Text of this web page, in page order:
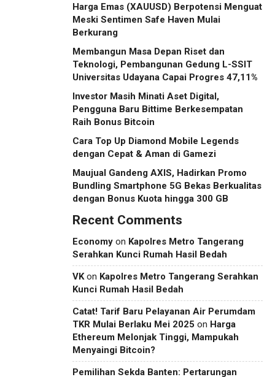
Harga Emas (XAUUSD) Berpotensi Menguat
Meski Sentimen Safe Haven Mulai
Berkurang
Membangun Masa Depan Riset dan
Teknologi, Pembangunan Gedung L-SSIT
Universitas Udayana Capai Progres 47,11%
Investor Masih Minati Aset Digital,
Pengguna Baru Bittime Berkesempatan
Raih Bonus Bitcoin
Cara Top Up Diamond Mobile Legends
dengan Cepat & Aman di Gamezi
Maujual Gandeng AXIS, Hadirkan Promo
Bundling Smartphone 5G Bekas Berkualitas
dengan Bonus Kuota hingga 300 GB
Recent Comments
Economy on Kapolres Metro Tangerang
Serahkan Kunci Rumah Hasil Bedah
VKon Kapolres Metro Tangerang Serahkan
Kunci Rumah Hasil Bedah
Catat! Tarif Baru Pelayanan Air Perumdam
TKR Mulai Berlaku Mei 2025 on Harga
Ethereum Melonjak Tinggi, Mampukah
Menyaingi Bitcoin?
Pemilihan Sekda Banten: Pertarungan